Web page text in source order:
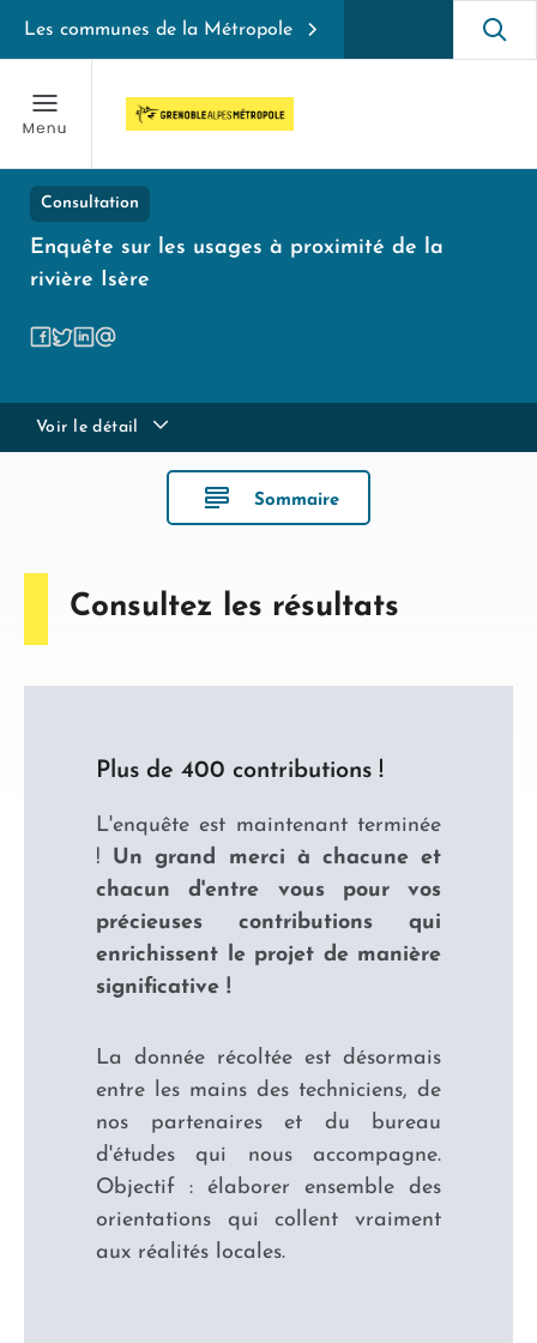
Les communes de la Métropole
Consultation
Enquête sur les usages à proximité de la
rivière Isère
Voir le détail
Sommaire
Consultez les résultats
Plus de 400 contributions !
L'enquête est maintenant terminée
! Un grand merci à chacune et
chacun d'entre vous pour vos
précieuses contributions qui
enrichissent le projet de manière
significative !
La donnée récoltée est désormais
entre les mains des techniciens, de
nos partenaires et du bureau
d'études qui nous accompagne.
Objectif : élaborer ensemble des
orientations qui collent vraiment
aux réalités locales.